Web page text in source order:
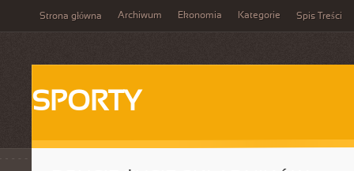
Strona główna Archiwum Ekonomia Kategorie Spis Treści
SPORTY